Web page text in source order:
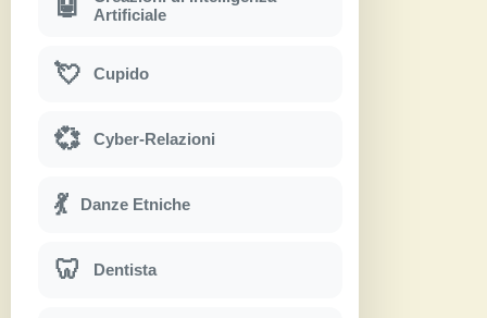
Artificiale
💘 Cupido
💞 Cyber-Relazioni
💃 Danze Etniche
🦷 Dentista